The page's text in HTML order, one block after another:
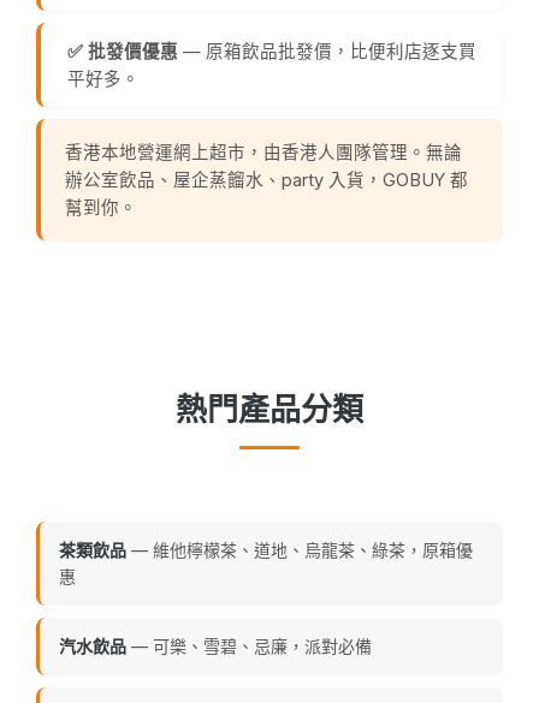
✅ 批發價優惠 — 原箱飲品批發價，比便利店逐支買
平好多。
香港本地營運網上超市，由香港人團隊管理。無論
辦公室飲品、屋企蒸餾水、party 入貨，GOBUY 都
幫到你。
熱門產品分類
茶類飲品 — 維他檸檬茶、道地、烏龍茶、綠茶，原箱優
惠
汽水飲品 — 可樂、雪碧、忌廉，派對必備